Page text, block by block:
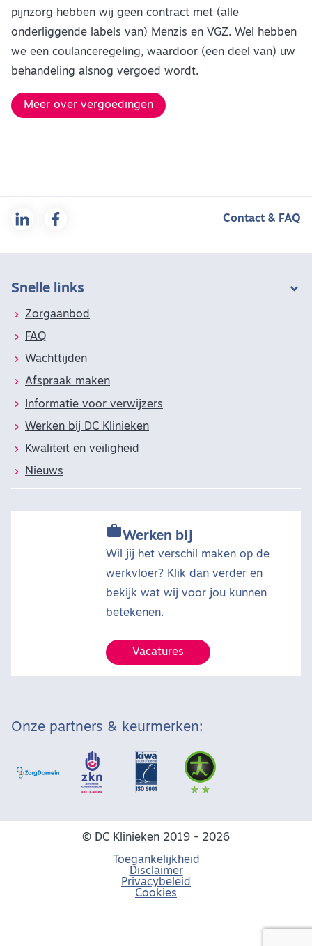
pijnzorg hebben wij geen contract met (alle
onderliggende labels van) Menzis en VGZ. Wel hebben
we een coulanceregeling, waardoor (een deel van) uw
behandeling alsnog vergoed wordt.
Meer over vergoedingen
Contact & FAQ
Snelle links
Zorgaanbod
FAQ
Wachttijden
Afspraak maken
Informatie voor verwijzers
Werken bij DC Klinieken
Kwaliteit en veiligheid
Nieuws
Werken bij
Wil jij het verschil maken op de
werkvloer? Klik dan verder en
bekijk wat wij voor jou kunnen
betekenen.
Vacatures
Onze partners & keurmerken:
© DC Klinieken 2019 - 2026
Toegankelijkheid
Disclaimer
Privacybeleid
Cookies